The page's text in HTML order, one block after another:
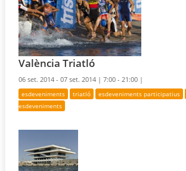
València Triatló
06 set. 2014 - 07 set. 2014 |7:00 - 21:00 |
esdeveniments triatló esdeveniments participatius
esdeveniments